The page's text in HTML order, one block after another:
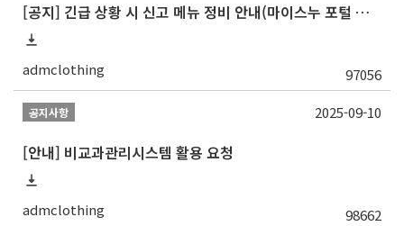
[공지] 긴급 상황 시 신고 메뉴 정비 안내(마이스누 포털 및 모바일 앱)
admclothing 97056
공지사항
[안내] 비교과관리시스템 활용 요청
admclothing 98662
2025-09-10